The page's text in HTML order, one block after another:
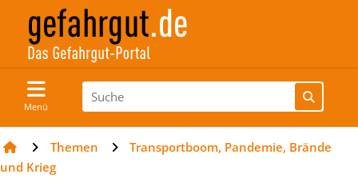
Menü
Themen
Transportboom, Pandemie, Brände
und Krieg